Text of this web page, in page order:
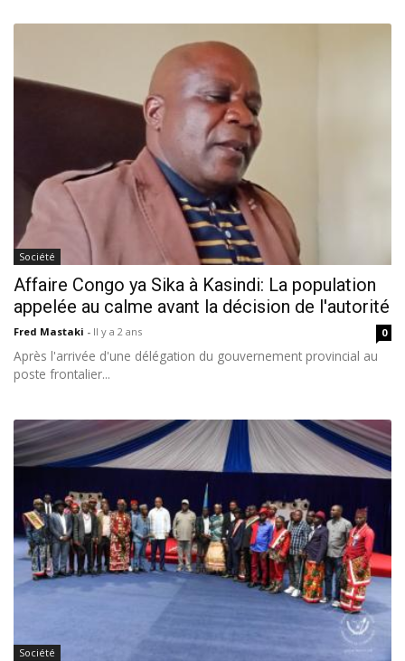
Société
Affaire Congo ya Sika à Kasindi: La population
appelée au calme avant la décision de l'autorité
Fred Mastaki - Il y a 2 ans 0
Après l'arrivée d'une délégation du gouvernement provincial au
poste frontalier...
Société